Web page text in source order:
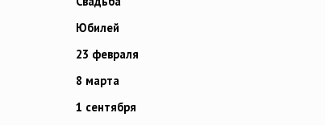
Юбилей
23 февраля
8 марта
1 сентября